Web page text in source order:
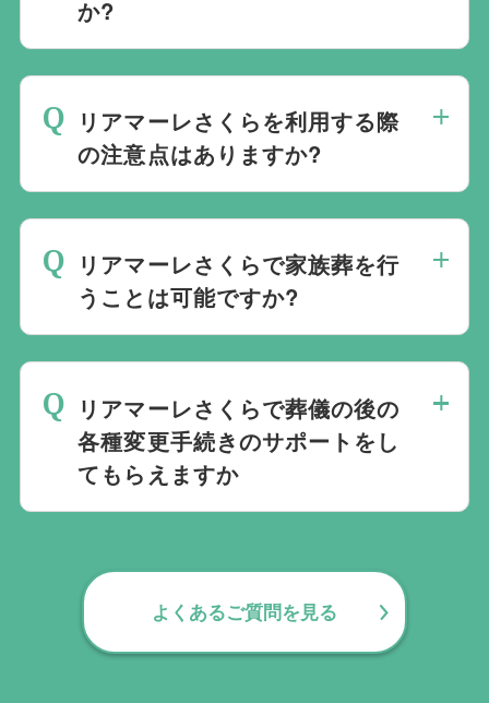
的ですが、どこで葬儀を行うかは多様化し
ており必ずしも式場を借りて行う必要はな
く、近年では自宅でご葬儀を行う自宅葬を
選ばれる方もいます。私たちは自宅でのご
葬儀を含め多くの実績がございますので、
ください。
か?
葬儀会社から予約をしても式場利用料は同
じです。
リアマーレさくらを利用する際
の注意点はありますか?
れる人数によって選んだ式場が適している
か注意しておくと良いです。当社の相談員
は斎場を熟知しておりますので、ご不安な
点がありましたらお気軽にご相談くださ
い。
リアマーレさくらで家族葬を行
うことは可能ですか?
要望にお応えしております。
リアマーレさくらで葬儀の後の
各種変更手続きのサポートをし
てもらえますか
の手続きとお答えになる方が70パーセント
以上でして、お客様が日常にお戻りいただ
くまでの期間、回数の制限なく、当社の専
よくあるご質問を見る